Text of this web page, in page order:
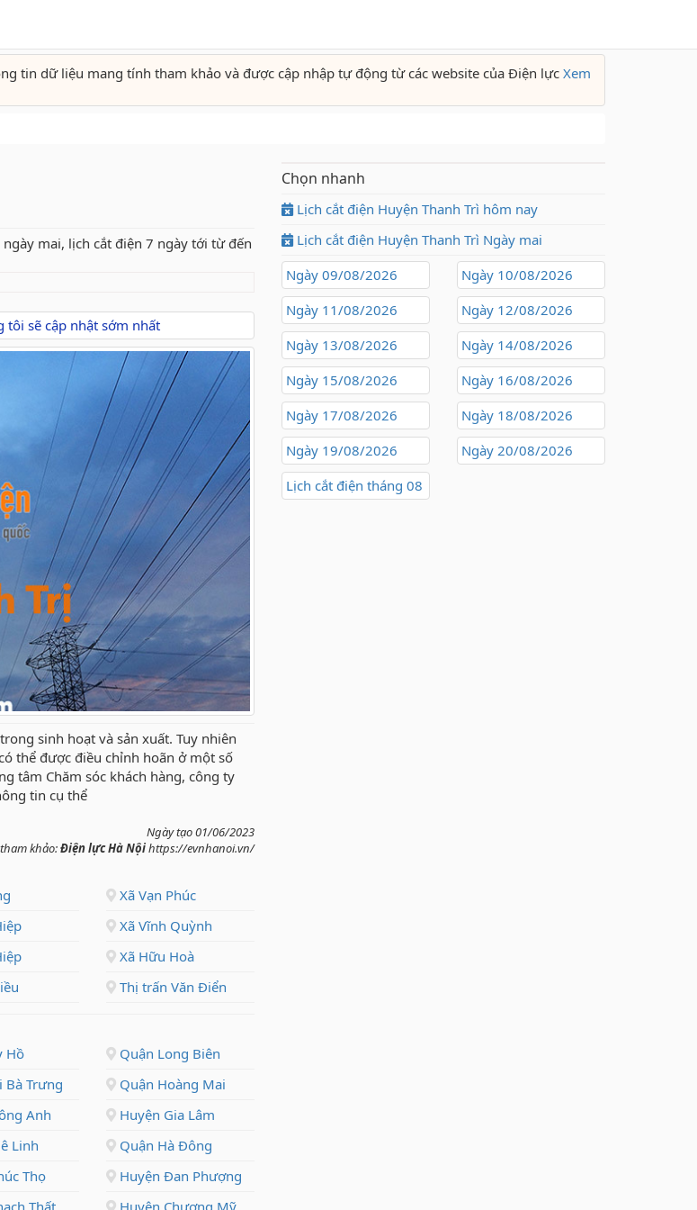
tin dữ liệu mang tính tham khảo và được cập nhập tự động từ các website của Điện lực Xem
mai, lịch cắt điện 7 ngày tới từ đến
tôi sẽ cập nhật sớm nhất
sinh hoạt và sản xuất. Tuy nhiên
thể được điều chỉnh hoãn ở một số
tâm Chăm sóc khách hàng, công ty
tin cụ thể
Ngày tạo 01/06/2023
khảo:Điện lực Hà Nộihttps://evnhanoi.vn/
Xã Vạn Phúc
Xã Vĩnh Quỳnh
Xã Hữu Hoà
Thị trấn Văn Điển
Hồ
Quận Long Biên
Bà Trưng
Quận Hoàng Mai
Anh
Huyện Gia Lâm
Linh
Quận Hà Đông
Thọ
Huyện Đan Phượng
Thất Huyện Chương Mỹ
Chọn nhanh
Lịch cắt điện Huyện Thanh Trì hôm nay
Lịch cắt điện Huyện Thanh Trì Ngày mai
Ngày 09/08/2026
Ngày 10/08/2026
Ngày 11/08/2026
Ngày 12/08/2026
Ngày 13/08/2026
Ngày 14/08/2026
Ngày 15/08/2026
Ngày 16/08/2026
Ngày 17/08/2026
Ngày 18/08/2026
Ngày 19/08/2026
Ngày 20/08/2026
Lịch cắt điện tháng 08